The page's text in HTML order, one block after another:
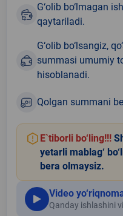
G‘olib bo‘lmagan
qaytariladi.
G‘olib bo‘lsangiz,
summasi umumiy
hisoblanadi.
Qolgan summani
E`tiborli bo‘ling!!!
yetarli mablag‘
bera olmaysiz.
Video
Qanday ishlashini